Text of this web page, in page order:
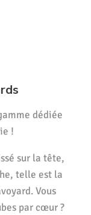
dédiée
!
sur la tête,
telle est la
Vous
par cœur ?